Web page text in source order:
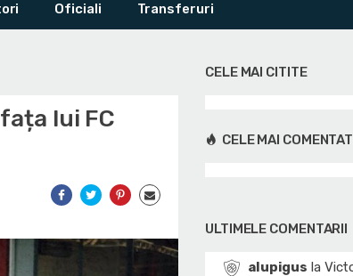
Oficiali Transferuri
lui FC
CELE MAI CITITE
CELE MAI
ULTIMELE COMENTARII
alupigus la